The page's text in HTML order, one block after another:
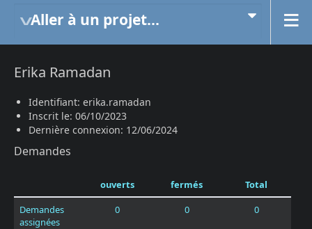
Aller à un projet...
Erika Ramadan
Identifiant: erika.ramadan
Inscrit le: 06/10/2023
Dernière connexion: 12/06/2024
Demandes
ouverts fermés
Total
Demandes
assignées
0 0 0